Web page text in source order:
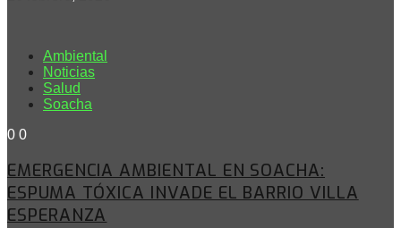
Ambiental
Noticias
Salud
Soacha
0 0
EMERGENCIA AMBIENTAL EN SOACHA:
ESPUMA TÓXICA INVADE EL BARRIO VILLA
ESPERANZA